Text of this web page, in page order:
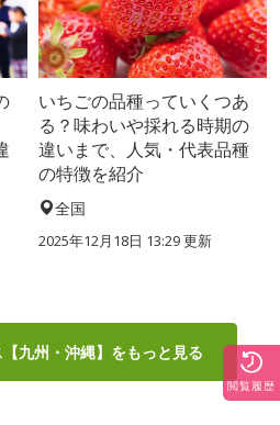
いちごの品種っていくつあ
る？味わいや採れる時期の
違いまで、人気・代表品種
の特徴を紹介
全国
2025年12月18日 13:29 更新
九州・沖縄】をもっと見る
閲覧履歴